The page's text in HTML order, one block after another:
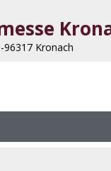
96317 Kronach